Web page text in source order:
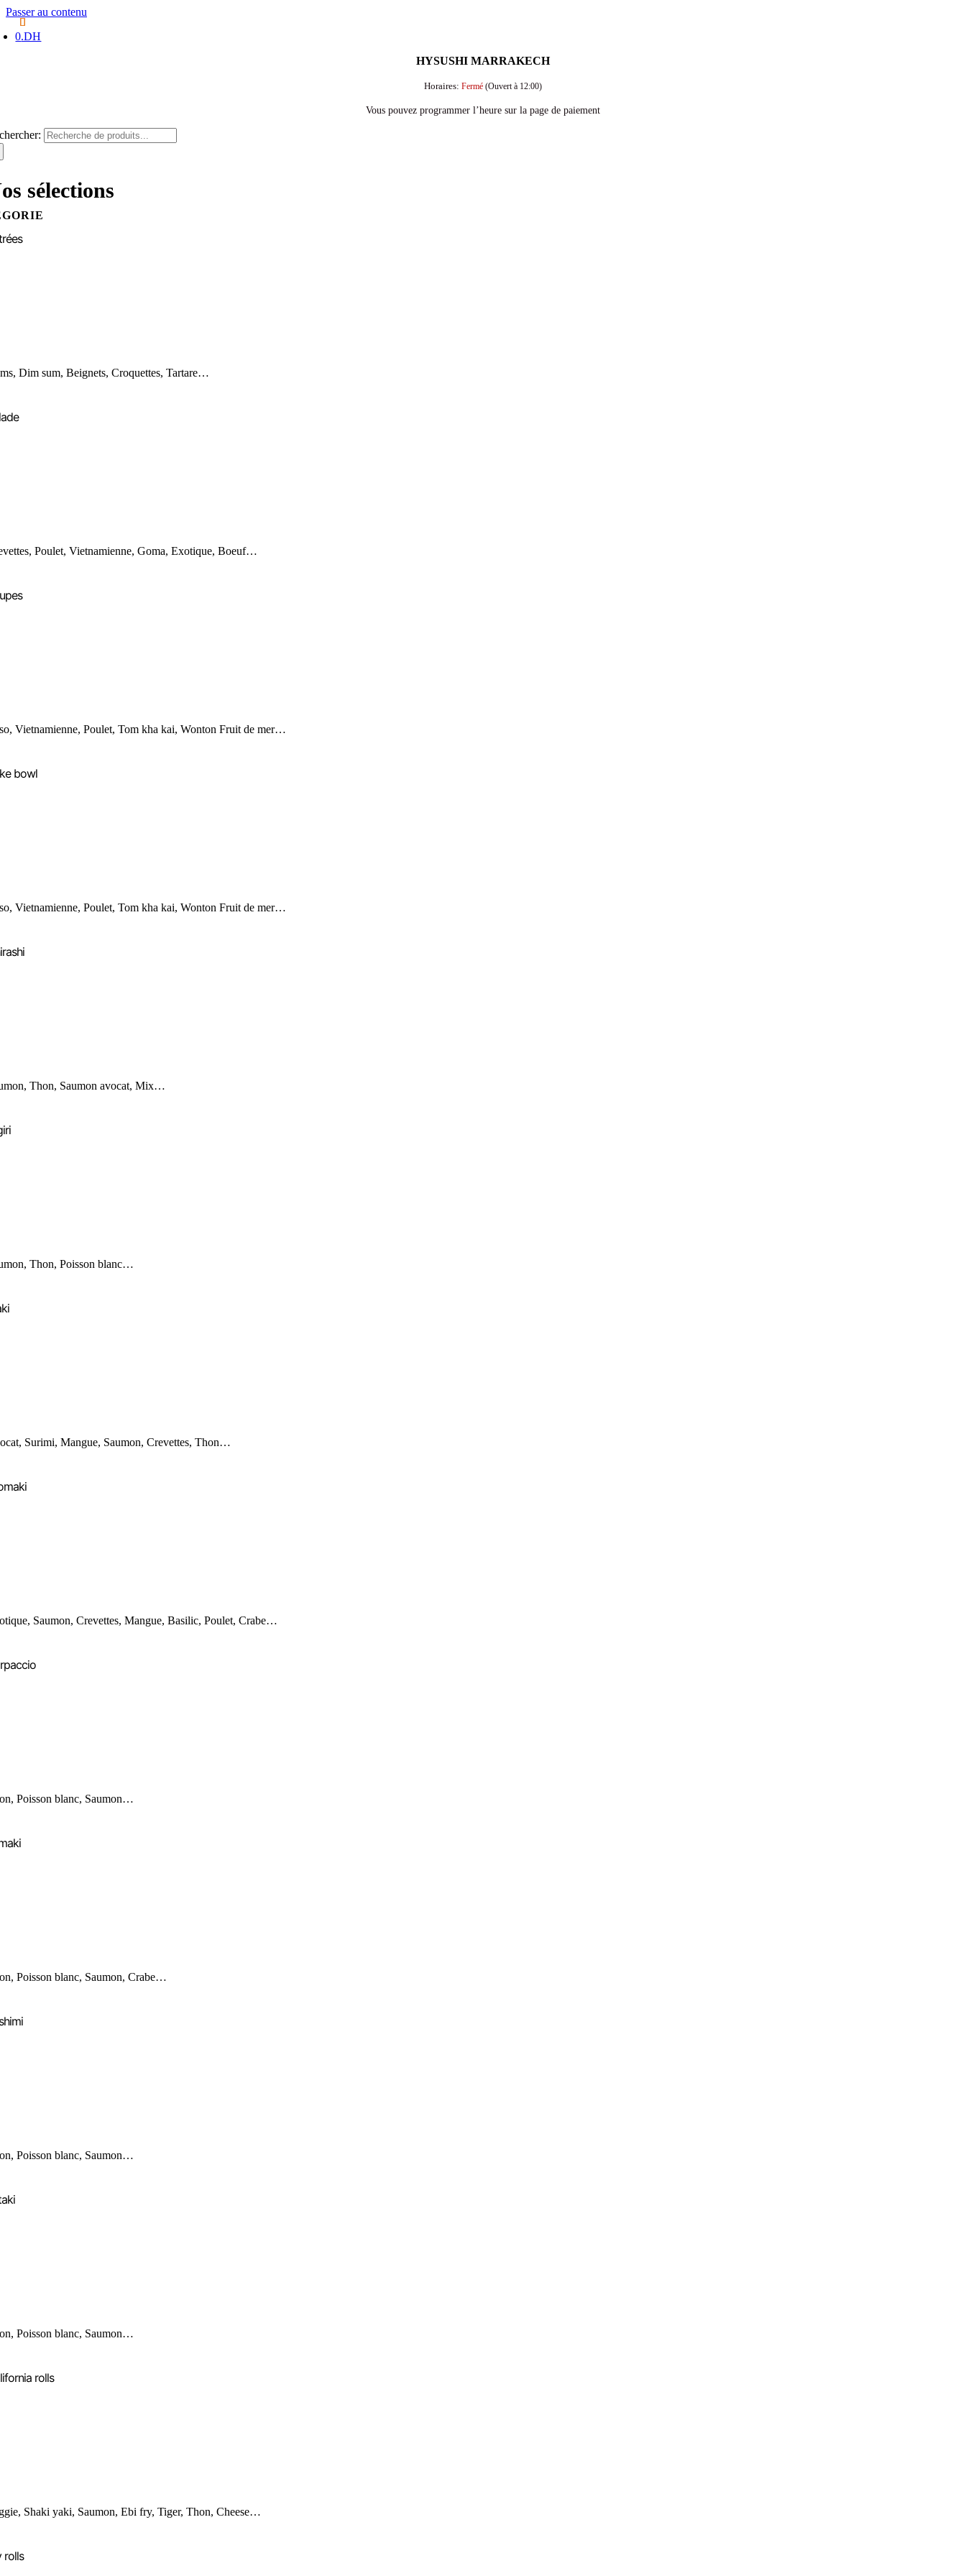
Passer au contenu
0.DH
HYSUSHI MARRAKECH
Horaires: Fermé (Ouvert à 12:00)
Vous pouvez programmer l’heure sur la page de paiement
sélections
Dim sum, Beignets, Croquettes, Tartare…
Poulet, Vietnamienne, Goma, Exotique, Boeuf…
Vietnamienne, Poulet, Tom kha kai, Wonton Fruit de mer…
bowl
Vietnamienne, Poulet, Tom kha kai, Wonton Fruit de mer…
Thon, Saumon avocat, Mix…
Thon, Poisson blanc…
Surimi, Mangue, Saumon, Crevettes, Thon…
Saumon, Crevettes, Mangue, Basilic, Poulet, Crabe…
Poisson blanc, Saumon…
Poisson blanc, Saumon, Crabe…
Poisson blanc, Saumon…
Poisson blanc, Saumon…
rolls
Shaki yaki, Saumon, Ebi fry, Tiger, Thon, Cheese…
rolls